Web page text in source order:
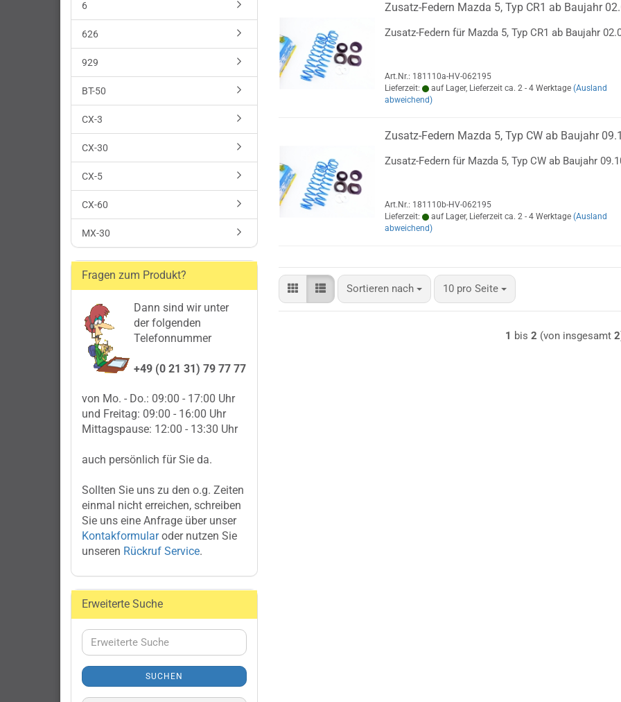
Zusatz-Federn Mazda 5, Typ CR1 ab Baujahr
Zusatz-Federn für Mazda 5, Typ CR1 ab Baujahr
Art.Nr.: 181110a-HV-062195
Lieferzeit:
auf Lager, Lieferzeit ca. 2 - 4 Werktage (Ausland
abweichend)
Zusatz-Federn Mazda 5, Typ CW ab Baujahr
Zusatz-Federn für Mazda 5, Typ CW ab Baujahr
Art.Nr.: 181110b-HV-062195
Lieferzeit:
auf Lager, Lieferzeit ca. 2 - 4 Werktage (Ausland
abweichend)
Sortieren nach
Sortieren nach 10 pro Seite
pro Seite
1 bis 2 (von insgesamt 2
6
626
929
BT-50
CX-3
CX-30
CX-5
CX-60
MX-30
Fragen zum Produkt?
Dann sind wir unter
der folgenden
Telefonnummer
+49 (0 21 31) 79 77 77
von Mo. - Do.: 09:00 - 17:00 Uhr
und Freitag: 09:00 - 16:00 Uhr
Mittagspause: 12:00 - 13:30 Uhr
auch persönlich für Sie da.
Sollten Sie uns zu den o.g. Zeiten
einmal nicht erreichen, schreiben
Sie uns eine Anfrage über unser
Kontakformularoder nutzen Sie
unseren Rückruf Service.
Erweiterte Suche
Erweiterte
Suche
SUCHEN